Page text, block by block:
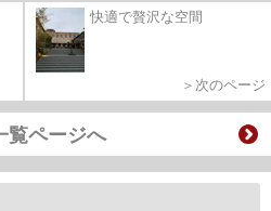
快適で贅沢な空間
＞次のページ
覧ページへ